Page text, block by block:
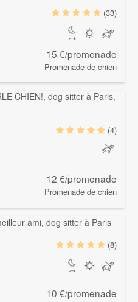
(33)
15 €/promenade
Promenade de chien
(4)
12 €/promenade
Promenade de chien
(8)
10 €/promenade